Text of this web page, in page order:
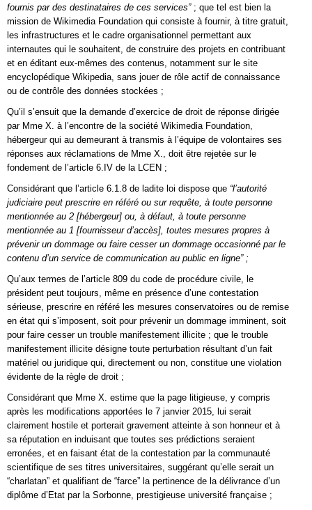
fournis par des destinataires de ces services”; que tel est bien la
mission de Wikimedia Foundation qui consiste à fournir, à titre gratuit,
les infrastructures et le cadre organisationnel permettant aux
internautes qui le souhaitent, de construire des projets en contribuant
et en éditant eux-mêmes des contenus, notamment sur le site
encyclopédique Wikipedia, sans jouer de rôle actif de connaissance
ou de contrôle des données stockées ;
Qu’il s’ensuit que la demande d’exercice de droit de réponse dirigée
par Mme X. à l’encontre de la société Wikimedia Foundation,
hébergeur qui au demeurant à transmis à l’équipe de volontaires ses
réponses aux réclamations de Mme X., doit être rejetée sur le
fondement de l’article 6.IV de la LCEN ;
Considérant que l’article 6.1.8 de ladite loi dispose que “l’autorité
judiciaire peut prescrire en référé ou sur requête, à toute personne
mentionnée au 2 [hébergeur] ou, à défaut, à toute personne
mentionnée au 1 [fournisseur d’accès], toutes mesures propres à
prévenir un dommage ou faire cesser un dommage occasionné par le
contenu d’un service de communication au public en ligne” ;
Qu’aux termes de l’article 809 du code de procédure civile, le
président peut toujours, même en présence d’une contestation
sérieuse, prescrire en référé les mesures conservatoires ou de remise
en état qui s’imposent, soit pour prévenir un dommage imminent, soit
pour faire cesser un trouble manifestement illicite ; que le trouble
manifestement illicite désigne toute perturbation résultant d’un fait
matériel ou juridique qui, directement ou non, constitue une violation
évidente de la règle de droit ;
Considérant que Mme X. estime que la page litigieuse, y compris
après les modifications apportées le 7 janvier 2015, lui serait
clairement hostile et porterait gravement atteinte à son honneur et à
sa réputation en induisant que toutes ses prédictions seraient
erronées, et en faisant état de la contestation par la communauté
scientifique de ses titres universitaires, suggérant qu’elle serait un
“charlatan” et qualifiant de “farce” la pertinence de la délivrance d’un
diplôme d’Etat par la Sorbonne, prestigieuse université française ;